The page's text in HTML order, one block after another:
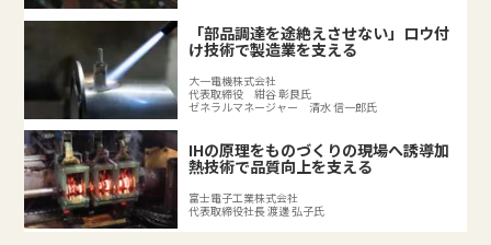
「部品調達を途絶えさせない」ロウ付
け技術で製造業を支える
大一電機株式会社
代表取締役 紺谷 彰良氏
ゼネラルマネージャー 清水 信一郎氏
IHの原理をものづくりの現場へ誘導加
熱技術で品質向上を支える
富士電子工業株式会社
代表取締役社長 渡邊 弘子氏